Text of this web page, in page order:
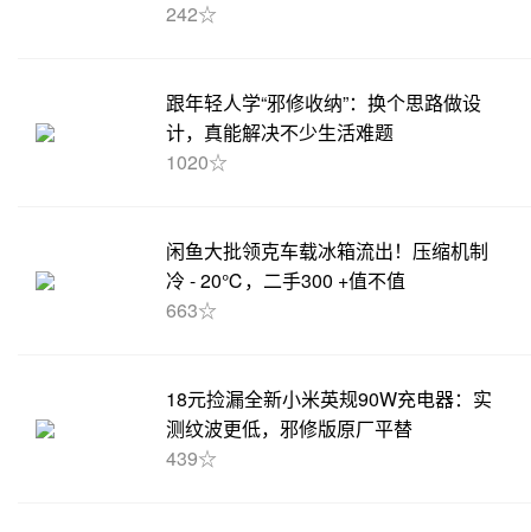
242☆
跟年轻人学“邪修收纳”：换个思路做设
计，真能解决不少生活难题
1020☆
闲鱼大批领克车载冰箱流出！压缩机制
冷 - 20℃，二手300 +值不值
663☆
18元捡漏全新小米英规90W充电器：实
测纹波更低，邪修版原厂平替
439☆